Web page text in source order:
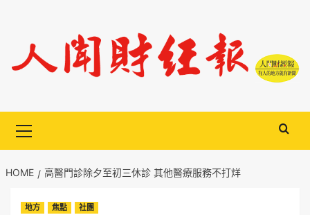
content
Menu
HOME 高醫門診除夕至初三休診 其他醫療服務不打烊
地方 焦點 社團